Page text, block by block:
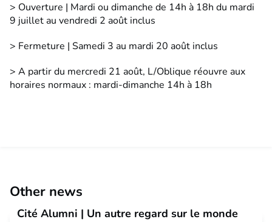
> Ouverture | Mardi ou dimanche de 14h à 18h du mardi
9 juillet au vendredi 2 août inclus
> Fermeture | Samedi 3 au mardi 20 août inclus
> A partir du mercredi 21 août, L/Oblique réouvre aux
horaires normaux : mardi-dimanche 14h à 18h
Other news
Cité Alumni | Un autre regard sur le monde